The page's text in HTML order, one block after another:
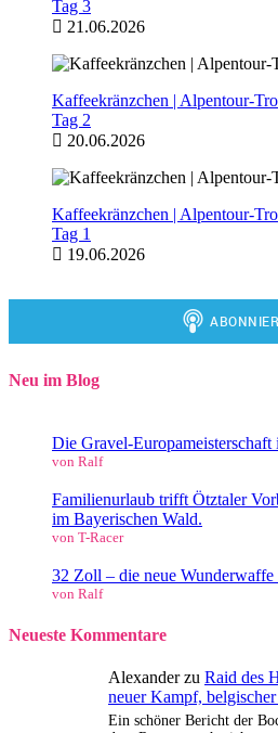
Tag 3
21.06.2026
Kaffeekränzchen | Alpentour-
Tag 2
20.06.2026
Kaffeekränzchen | Alpentour-
Tag 1
19.06.2026
Neu im Blog
Die Gravel-
von Ralf
Familienurlaub trifft Ötztaler
im Bayerischen Wald.
von T-Racer
32 Zoll – die neue
von Ralf
Neueste Kommentare
Alexanderzu Raid des
neuer Kampf,
Ein schöner Bericht der